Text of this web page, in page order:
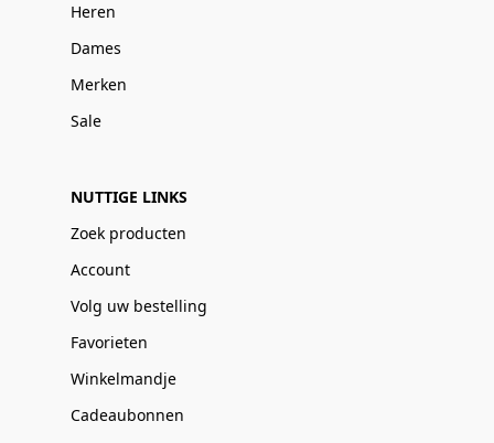
Heren
Dames
Merken
Sale
NUTTIGE LINKS
Zoek producten
Account
Volg uw bestelling
Favorieten
Winkelmandje
Cadeaubonnen